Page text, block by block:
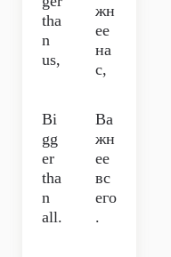
tha
n
us,
жн
ее
на
с,
Bi
gg
er
tha
n
all.
Ва
жн
ее
вс
его
.